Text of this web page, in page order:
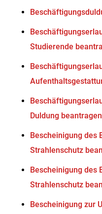
Studierende
Duldung beantragen
Bescheinigung des
Strahlenschutz
Bescheinigung des
Strahlenschutz
Bescheinigung zur